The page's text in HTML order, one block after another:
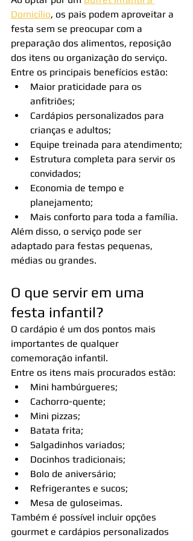
Domicílio, os pais podem aproveitar a
festa sem se preocupar com a
preparação dos alimentos, reposição
dos itens ou organização do serviço.
Entre os principais benefícios estão:
Maior praticidade para os
anfitriões;
Cardápios personalizados para
crianças e adultos;
Equipe treinada para atendimento;
Estrutura completa para servir os
convidados;
Economia de tempo e
planejamento;
Mais conforto para toda a família.
Além disso, o serviço pode ser
adaptado para festas pequenas,
médias ou grandes.
O que servir em uma
festa infantil?
O cardápio é um dos pontos mais
importantes de qualquer
comemoração infantil.
Entre os itens mais procurados estão:
Mini hambúrgueres;
Cachorro-quente;
Mini pizzas;
Batata frita;
Salgadinhos variados;
Docinhos tradicionais;
Bolo de aniversário;
Refrigerantes e sucos;
Mesa de guloseimas.
Também é possível incluir opções
gourmet e cardápios personalizados